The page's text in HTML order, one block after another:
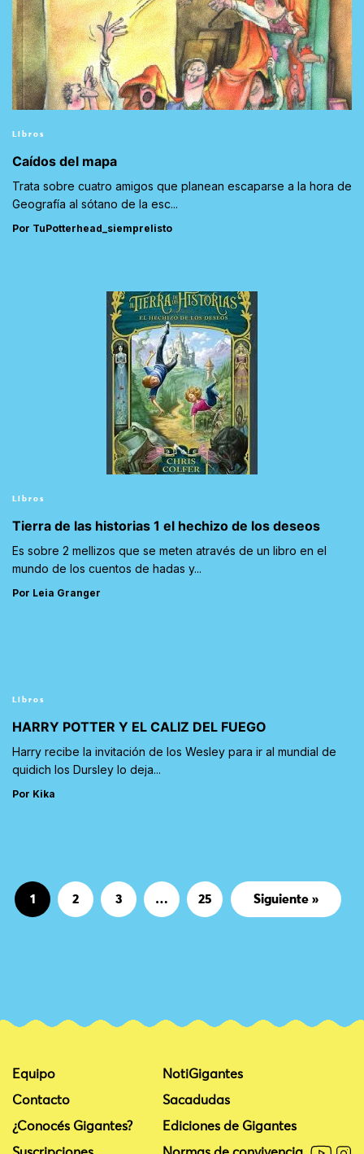
Libros
Caídos del mapa
Trata sobre cuatro amigos que planean escaparse a la hora de
Geografía al sótano de la esc...
Por TuPotterhead_siemprelisto
Libros
Tierra de las historias 1 el hechizo de los deseos
Es sobre 2 mellizos que se meten através de un libro en el
mundo de los cuentos de hadas y...
Por Leia Granger
Libros
HARRY POTTER Y EL CALIZ DEL FUEGO
Harry recibe la invitación de los Wesley para ir al mundial de
quidich los Dursley lo deja...
Por Kika
Página
1 Página
2 Página
3 … Página
25 Siguiente »
Equipo
Contacto
¿Conocés Gigantes?
NotiGigantes
Sacadudas
Ediciones de Gigantes